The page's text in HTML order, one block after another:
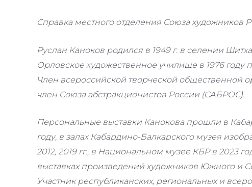
Справка местного отделения Союза художников
Руслан Каноков родился в 1949 г. в селении
Орловское художественное училище в 1976 году
Член всероссийской творческой общественной
член Союза абстракционистов России (САБРОС).
Персональные выставки Канокова прошли в
году, в залах Кабардино-Балкарского музея
2012, 2019 гг., в Национальном музее КБР в 2023
выставках произведений художников Южного и
Участник республиканских, региональных и